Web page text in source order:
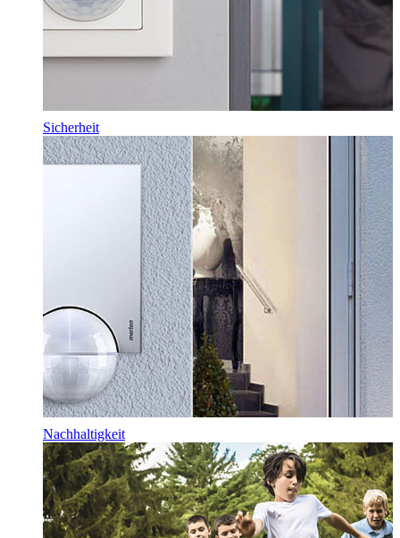
Sicherheit
Nachhaltigkeit